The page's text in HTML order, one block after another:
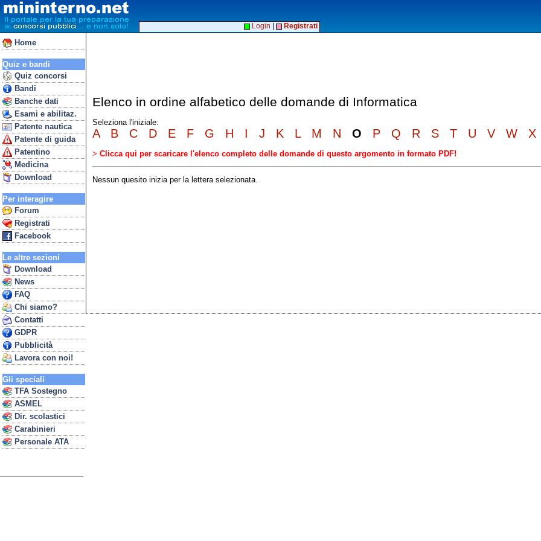
Home
Quiz e bandi
Quiz concorsi
Bandi
Banche dati
Esami e abilitaz.
Patente nautica
Patente di guida
Patentino
Medicina
Download
Per interagire
Forum
Registrati
Facebook
Le altre sezioni
Download
News
FAQ
Chi siamo?
Contatti
GDPR
Pubblicità
Lavora con noi!
Gli speciali
TFA Sostegno
ASMEL
Dir. scolastici
Carabinieri
Personale ATA
Login Registrati
Elenco in ordine alfabetico delle domande di Informatica
Seleziona l'iniziale:
A B C D E F G H I J K L M N O P Q R S T U V W X
> Clicca qui per scaricare l'elenco completo delle domande di questo argomento in formato PDF!
Nessun quesito inizia per la lettera selezionata.